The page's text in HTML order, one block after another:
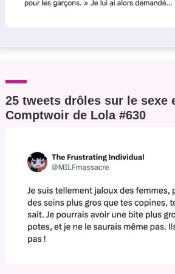
25 tweets drôles sur le sexe
Comptwoir de Lola #630